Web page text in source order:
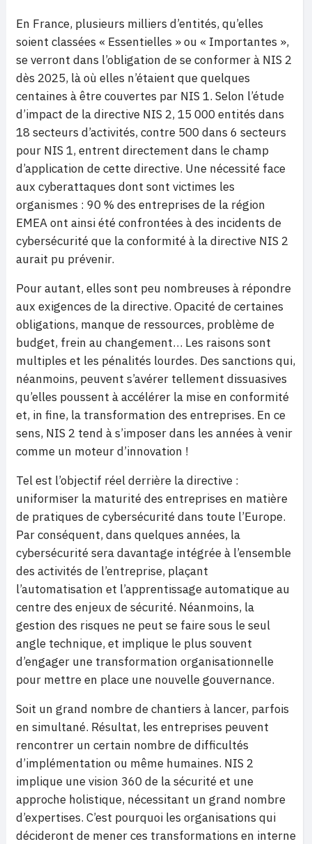
En France, plusieurs milliers d’entités, qu’elles
soient classées « Essentielles » ou « Importantes »,
se verront dans l’obligation de se conformer à NIS 2
dès 2025, là où elles n’étaient que quelques
centaines à être couvertes par NIS 1. Selon l’étude
d’impact de la directive NIS 2, 15 000 entités dans
18 secteurs d’activités, contre 500 dans 6 secteurs
pour NIS 1, entrent directement dans le champ
d’application de cette directive. Une nécessité face
aux cyberattaques dont sont victimes les
organismes : 90 % des entreprises de la région
EMEA ont ainsi été confrontées à des incidents de
cybersécurité que la conformité à la directive NIS 2
aurait pu prévenir.
Pour autant, elles sont peu nombreuses à répondre
aux exigences de la directive. Opacité de certaines
obligations, manque de ressources, problème de
budget, frein au changement… Les raisons sont
multiples et les pénalités lourdes. Des sanctions qui,
néanmoins, peuvent s’avérer tellement dissuasives
qu’elles poussent à accélérer la mise en conformité
et, in fine, la transformation des entreprises. En ce
sens, NIS 2 tend à s’imposer dans les années à venir
comme un moteur d’innovation !
Tel est l’objectif réel derrière la directive :
uniformiser la maturité des entreprises en matière
de pratiques de cybersécurité dans toute l’Europe.
Par conséquent, dans quelques années, la
cybersécurité sera davantage intégrée à l’ensemble
des activités de l’entreprise, plaçant
l’automatisation et l’apprentissage automatique au
centre des enjeux de sécurité. Néanmoins, la
gestion des risques ne peut se faire sous le seul
angle technique, et implique le plus souvent
d’engager une transformation organisationnelle
pour mettre en place une nouvelle gouvernance.
Soit un grand nombre de chantiers à lancer, parfois
en simultané. Résultat, les entreprises peuvent
rencontrer un certain nombre de difficultés
d’implémentation ou même humaines. NIS 2
implique une vision 360 de la sécurité et une
approche holistique, nécessitant un grand nombre
d’expertises. C’est pourquoi les organisations qui
décideront de mener ces transformations en interne